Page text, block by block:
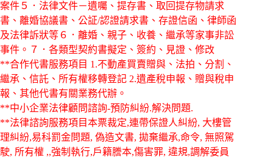
案件５．法律文件－遺囑、提存書、取回提存物請求
書、離婚協議書、公証/認證請求書、存證信函、律師函
及法律訴狀等６．離婚、親子、收養、繼承等家事非訟
事件。７．各類型契約書擬定、簽約、見證、修改
**合作代書服務項目 1.不動產買賣贈與、法拍、分割、
繼承、信託、所有權移轉登記 2.遺產稅申報、贈與稅申
報、其他代書有關業務代辦。
**中小企業法律顧問諮詢-預防糾紛.解決問題.
**法律諮詢服務項目本票裁定,連帶保證人糾紛, 大樓管
理糾紛,易科罰金問題, 偽造文書, 拋棄繼承,命令, 無照駕
駛, 所有權 ,,強制執行,戶籍謄本,傷害罪, 違規,調解委員